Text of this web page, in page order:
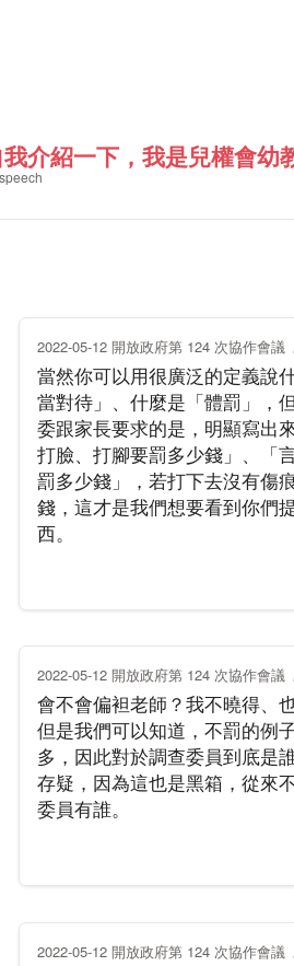
介紹一下，我是兒權會幼
2022-05-12 開放政府第 124 次協作會議
當然你可以用很廣泛的定義說
當對待」、什麼是「體罰」，
委跟家長要求的是，明顯寫出來
打臉、打腳要罰多少錢」、「
罰多少錢」，若打下去沒有傷
錢，這才是我們想要看到你們
西。
2022-05-12 開放政府第 124 次協作會議
會不會偏袒老師？我不曉得、
但是我們可以知道，不罰的例
多，因此對於調查委員到底是
存疑，因為這也是黑箱，從來
委員有誰。
2022-05-12 開放政府第 124 次協作會議